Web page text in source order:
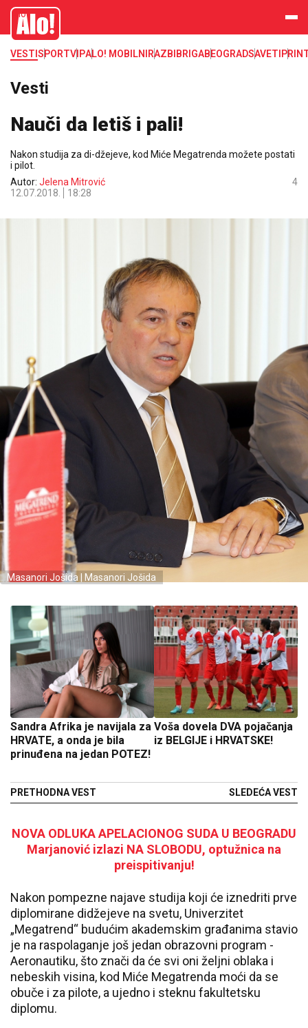
Alo
VESTI SPORTVIPALO! MOBILNI RAZBIBRIGABEOGRADSAVETI
Vesti
Nauči da letiš i pali!
Nakon studija za di-džejeve, kod Miće Megatrenda možete postati
i pilot.
Autor: Jelena Mitrović
12.07.2018.
18:28
4
Masanori Jošida | Masanori Jošida
Sandra Afrika je navijala za
HRVATE, a onda je bila
prinuđena na jedan POTEZ!
PRETHODNA VEST
Voša dovela DVA pojačanja
iz BELGIJE i HRVATSKE!
SLEDEĆA VEST
NOVA ODLUKA APELACIONOG SUDA U BEOGRADU
Marjanović izlazi NA SLOBODU, optužnica na
preispitivanju!
Nakon pompezne najave studija koji će iznedriti prve
diplomirane didžejeve na svetu, Univerzitet
„Megatrend“ budućim akademskim građanima stavio
je na raspolaganje još jedan obrazovni program -
Aeronautiku, što znači da će svi oni željni oblaka i
nebeskih visina, kod Miće Megatrenda moći da se
obuče i za pilote, a ujedno i steknu fakultetsku
diplomu.